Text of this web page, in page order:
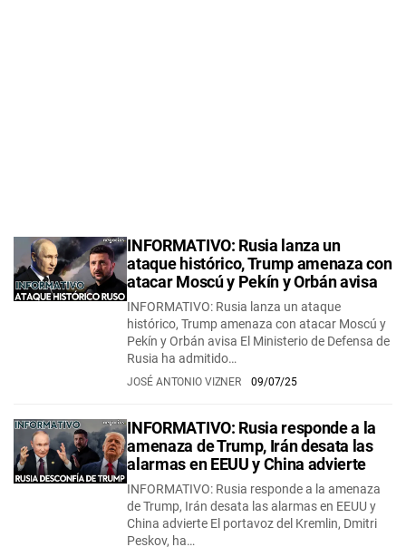
INFORMATIVO: Rusia lanza un
ataque histórico, Trump amenaza con
atacar Moscú y Pekín y Orbán avisa
INFORMATIVO: Rusia lanza un ataque
histórico, Trump amenaza con atacar Moscú y
Pekín y Orbán avisa El Ministerio de Defensa de
Rusia ha admitido…
JOSÉ ANTONIO VIZNER 09/07/25
INFORMATIVO: Rusia responde a la
amenaza de Trump, Irán desata las
alarmas en EEUU y China advierte
INFORMATIVO: Rusia responde a la amenaza
de Trump, Irán desata las alarmas en EEUU y
China advierte El portavoz del Kremlin, Dmitri
Peskov, ha…